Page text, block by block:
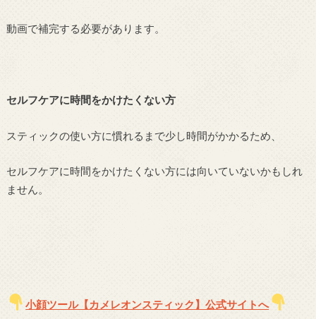
動画で補完する必要があります。
セルフケアに時間をかけたくない方
スティックの使い方に慣れるまで少し時間がかかるため、
セルフケアに時間をかけたくない方には向いていないかもしれ
ません。
小顔ツール【カメレオンスティック】公式サイトへ